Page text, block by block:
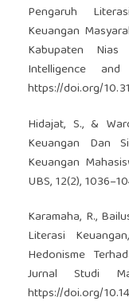
Pengaruh
Keuangan
Kabupaten
Intelligence
https://doi.org/
Hidajat, S., &
Keuangan Dan
Keuangan
UBS, 12(2),
Karamaha, R.,
Literasi
Hedonisme
Jurnal Studi
https://doi.org/